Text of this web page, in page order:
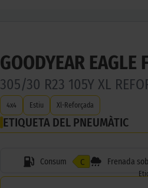
GOODYEAR EAGLE
305/30 R23 105Y XL
4x4 Estiu Xl-Reforçada
ETIQUETA DEL PNEUMÀTIC
Consum C Frenada